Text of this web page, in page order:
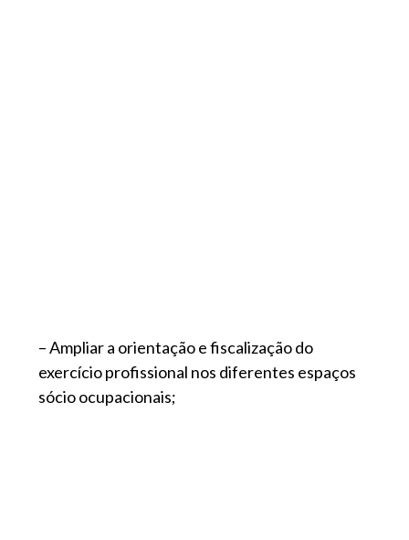
– Ampliar a orientação e fiscalização do
exercício profissional nos diferentes espaços
sócio ocupacionais;